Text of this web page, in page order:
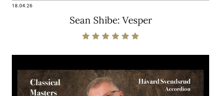
18.04.26
Sean Shibe: Vesper